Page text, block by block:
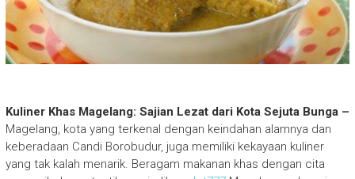
Kuliner Khas Magelang: Sajian Lezat dari Kota Sejuta Bunga –
Magelang, kota yang terkenal dengan keindahan alamnya dan
keberadaan Candi Borobudur, juga memiliki kekayaan kuliner
yang tak kalah menarik. Beragam makanan khas dengan cita